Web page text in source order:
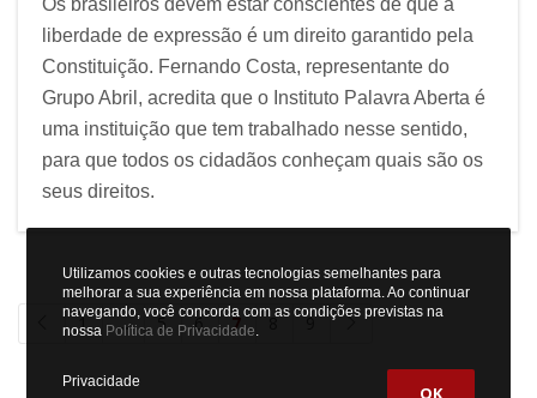
Os brasileiros devem estar conscientes de que a
liberdade de expressão é um direito garantido pela
Constituição. Fernando Costa, representante do
Grupo Abril, acredita que o Instituto Palavra Aberta é
uma instituição que tem trabalhado nesse sentido,
para que todos os cidadãos conheçam quais são os
seus direitos.
1 … 5 6 7 8 9
Utilizamos cookies e outras tecnologias semelhantes para
melhorar a sua experiência em nossa plataforma. Ao continuar
navegando, você concorda com as condições previstas na
nossa Política de Privacidade
Privacidade
OK